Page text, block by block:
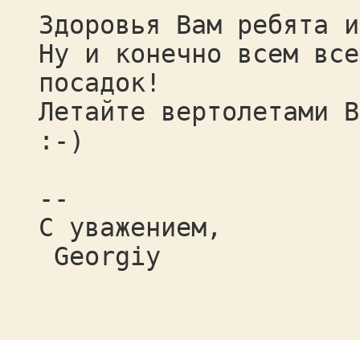
Здоровья Вам ребята
Ну и конечно всем
посадок!
Летайте вертолетами
:-)
--
С уважением,
Georgiy